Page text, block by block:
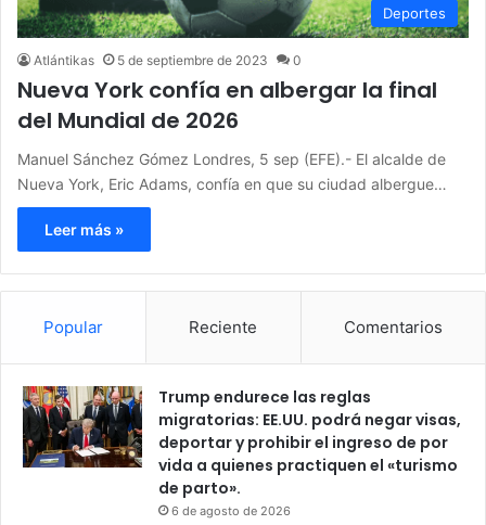
Deportes
Atlántikas 5 de septiembre de 2023 0
Nueva York confía en albergar la final
del Mundial de 2026
Manuel Sánchez Gómez Londres, 5 sep (EFE).- El alcalde de
Nueva York, Eric Adams, confía en que su ciudad albergue…
Leer más »
Popular Reciente Comentarios
Trump endurece las reglas
migratorias: EE.UU. podrá negar visas,
deportar y prohibir el ingreso de por
vida a quienes practiquen el «turismo
de parto».
6 de agosto de 2026